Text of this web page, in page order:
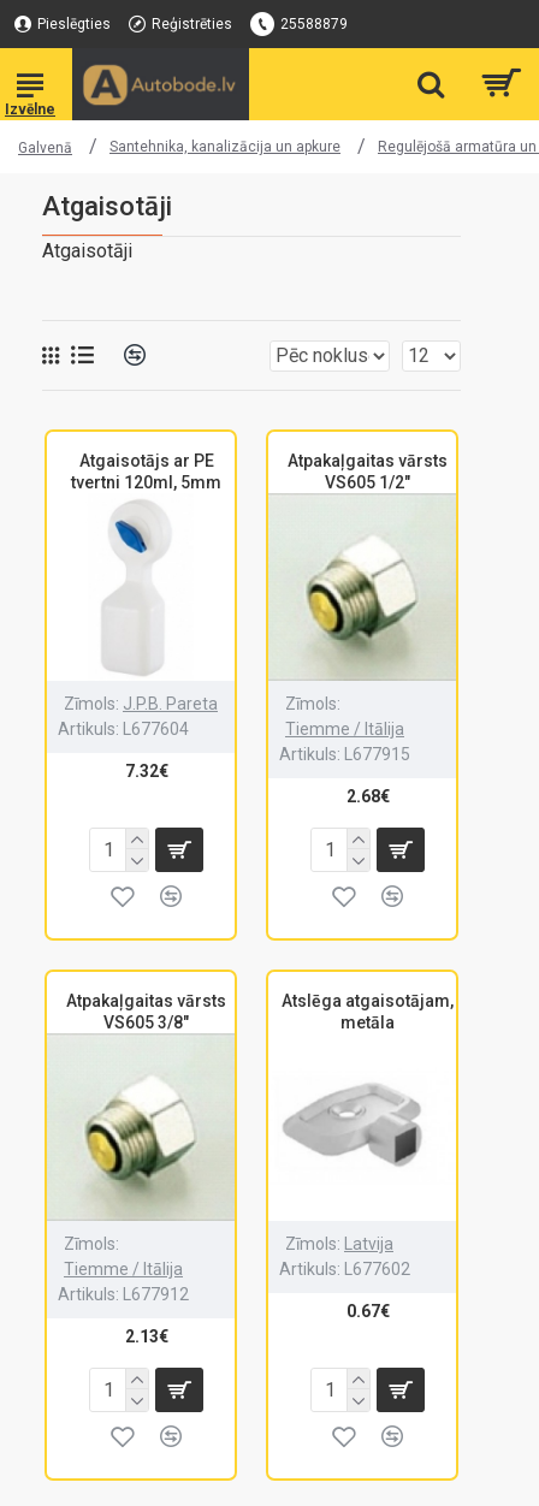
Pieslēgties Reģistrēties 25588879
Galvenā Santehnika, kanalizācija un apkure Regulējošā armatūra
Atgaisotāji
Atgaisotāji
Atgaisotājs ar PE
tvertni 120ml, 5mm
Zīmols: J.P.B. Pareta
Artikuls:
L677604
7.32€
Atpakaļgaitas vārsts
VS605 1/2"
Zīmols:
Tiemme / Itālija
Artikuls:
L677915
2.68€
Atpakaļgaitas vārsts
VS605 3/8"
Zīmols:
Tiemme / Itālija
Artikuls:
L677912
2.13€
Atslēga atgaisotājam,
metāla
Zīmols:
Latvija
Artikuls:
L677602
0.67€